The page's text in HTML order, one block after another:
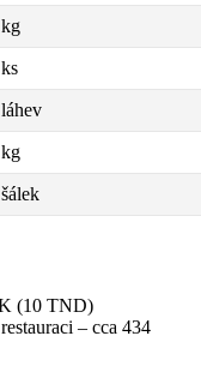
(10 TND)
– cca 434